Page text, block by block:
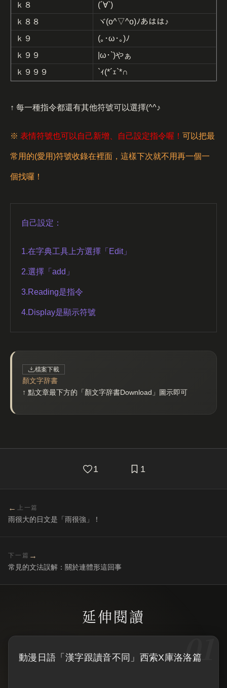
ｋ８
(´∀`)
ｋ８８
ヾ(o^▽^o)ﾉあはは♪
ｋ９
(｡･ω･｡)ﾉ
ｋ９９
|ω･`)やぁ
ｋ９９９
`ｨ(*´ｪ`*∩
↑ 每一種指令都還有其他符號可以選擇(^^♪
※ 表情符號也可以自己新增、自己設定指令喔！ 可以把最
常用的(愛用)符號收錄在裡面，這樣下次就不用再一個一
個找囉！
自己設定：
1.在字典工具上方選擇「Edit」
2.選擇「add」
3.Reading是指令
4.Display是顯示符號
檔案下載
顏文字辞書
↑ 點文章最下方的「顏文字辞書Download」圖示即可
1 1
← 上一篇
雨很大的日文是「雨很強」！
下一篇 →
常見的文法誤解：關於連體形這回事
動漫日語「漢字跟讀音不同」西索X庫洛洛篇